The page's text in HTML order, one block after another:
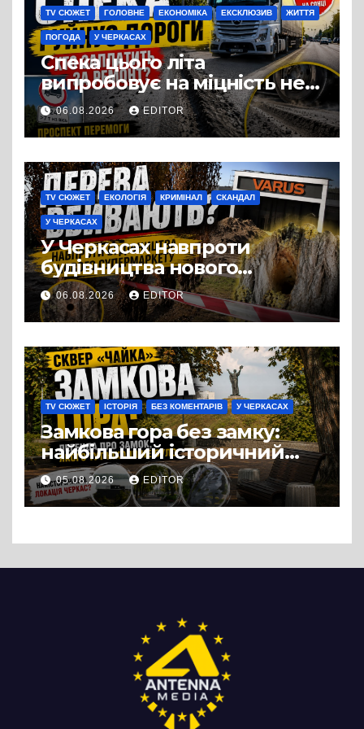
TV СЮЖЕТ ГОЛОВНЕ ЕКОНОМІКА ЕКСКЛЮЗИВ ЖИТТЯ
ПОГОДА У ЧЕРКАСАХ
Спека цього літа
випробовує на міцність не
лише людей, а й дороги
Черкас
06.08.2026 EDITOR
TV СЮЖЕТ ЕКОЛОГІЯ КРИМІНАЛ СКАНДАЛ
У ЧЕРКАСАХ
У Черкасах навпроти
будівництва нового
супермаркету VARUS на
проспекті Перемоги всохли
дерева. І це навряд чи
можна назвати
випадковістю
06.08.2026 EDITOR
TV СЮЖЕТ ІСТОРІЯ БЕЗ КОМЕНТАРІВ У ЧЕРКАСАХ
Замкова гора без замку:
найбільший історичний
міф Черкас
05.08.2026 EDITOR